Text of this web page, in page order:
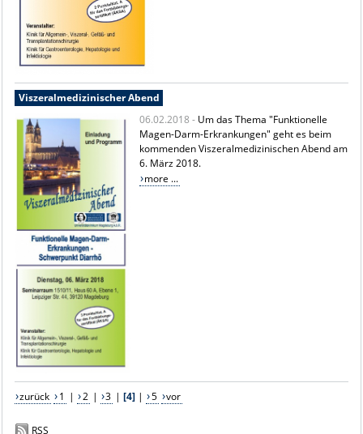
Viszeralmedizinischer Abend
06.02.2018 - Um das Thema "Funktionelle
Magen-Darm-Erkrankungen" geht es beim
kommenden Viszeralmedizinischen Abend am
6. März 2018.
more ...
zurück 1 | 2 | 3 |[4] | 5 vor
RSS